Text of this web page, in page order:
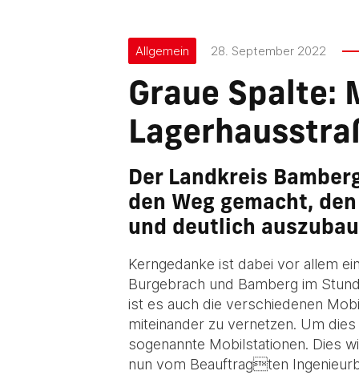
Allgemein 28. September 2022
Graue Spalte:
Der Landkreis
den Weg gemacht,
und deutlich
Kerngedanke ist dabei vor allem
Burgebrach und Bamberg im
ist es auch die verschiedenen
miteinander zu vernetzen. Um
sogenannte Mobilstationen. Dies
nun vom Beauftragten